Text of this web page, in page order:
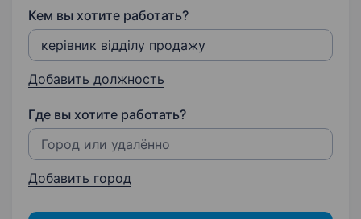
Кем вы хотите работать?
Добавить должность
Где вы хотите работать?
Добавить город